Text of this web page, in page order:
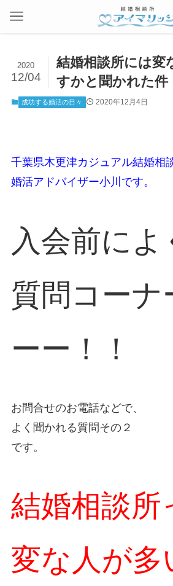
結婚相談所には変
すかと聞かれた件
2020
12/04
成功する婚活の日々 2020年12月4日
千葉県木更津カジュアル結婚相
婚活アドバイザー小川です。
入会前によ
質問コーナ
ーー！！
お問合せのお電話などで、
よく聞かれる質問その２
です。
結婚相談所
変な人が多